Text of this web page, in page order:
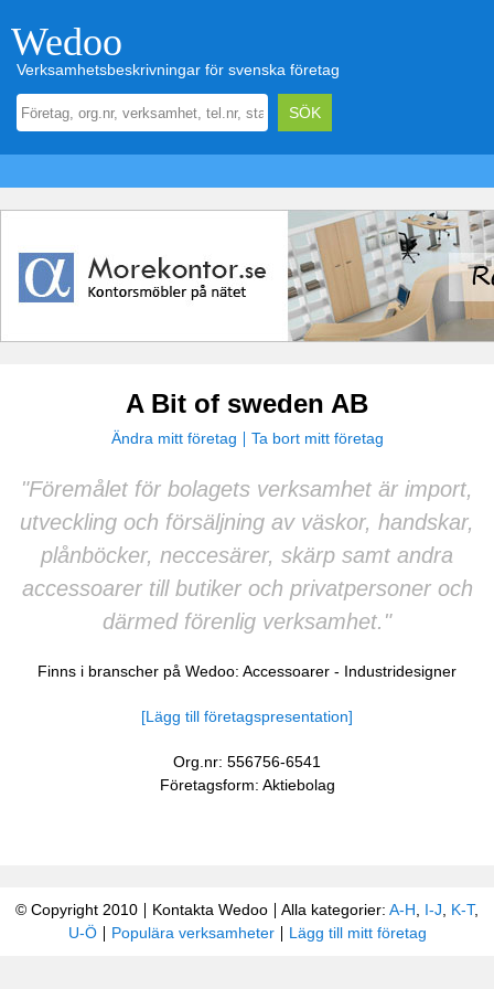
Wedoo
Verksamhetsbeskrivningar för svenska företag
A Bit of sweden AB
Ändra mitt företag Ta bort mitt företag
"Föremålet för bolagets verksamhet är import,
utveckling och försäljning av väskor, handskar,
plånböcker, neccesärer, skärp samt andra
accessoarer till butiker och privatpersoner och
därmed förenlig verksamhet."
Finns i branscher på Wedoo: Accessoarer - Industridesigner
[Lägg till företagspresentation]
Org.nr: 556756-6541
Företagsform: Aktiebolag
© Copyright 2010 Kontakta Wedoo Alla kategorier: A-H I-J K-T,
U-Ö
Populära verksamheter Lägg till mitt företag